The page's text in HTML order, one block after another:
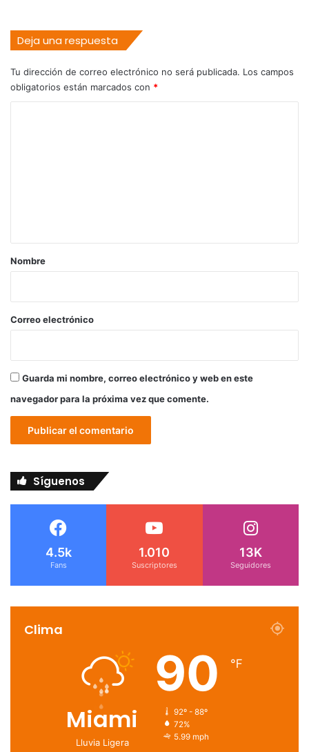
Deja una respuesta
Tu dirección de correo electrónico no será publicada. Los campos
obligatorios están marcados con *
r
*
Nombre
Correo electrónico
Guarda mi nombre, correo electrónico y web en este
navegador para la próxima vez que comente.
Síguenos
4.5k
Fans
1.010
Suscriptores
13K
Seguidores
Clima
Miami
Lluvia Ligera
90 ℉
92º - 88º
72%
5.99 mph